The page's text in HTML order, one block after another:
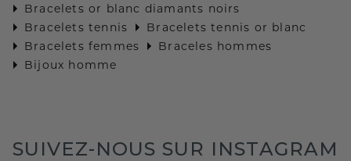
Bracelets or blanc diamants noirs
Bracelets tennis
Bracelets tennis or blanc
Bracelets femmes
Braceles hommes
Bijoux homme
SUIVEZ-NOUS SUR INSTAGRAM